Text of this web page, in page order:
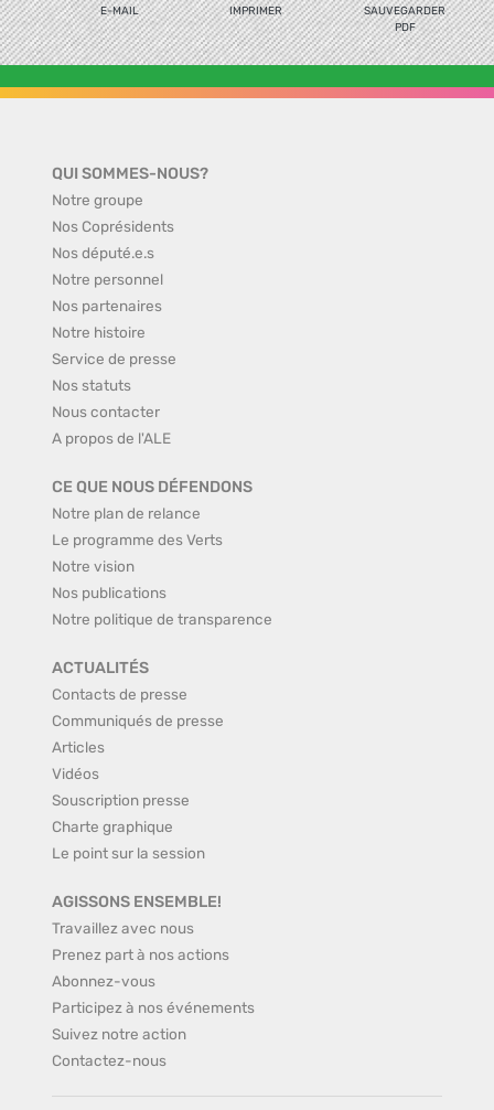
E-MAIL IMPRIMER
SAUVEGARDER
PDF
QUI SOMMES-NOUS?
Notre groupe
Nos Coprésidents
Nos député.e.s
Notre personnel
Nos partenaires
Notre histoire
Service de presse
Nos statuts
Nous contacter
A propos de l'ALE
CE QUE NOUS DÉFENDONS
Notre plan de relance
Le programme des Verts
Notre vision
Nos publications
Notre politique de transparence
ACTUALITÉS
Contacts de presse
Communiqués de presse
Articles
Vidéos
Souscription presse
Charte graphique
Le point sur la session
AGISSONS ENSEMBLE!
Travaillez avec nous
Prenez part à nos actions
Abonnez-vous
Participez à nos événements
Suivez notre action
Contactez-nous